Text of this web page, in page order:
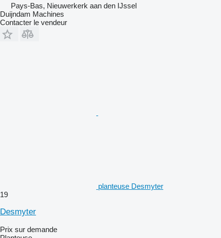
Pays-Bas, Nieuwerkerk aan den IJssel
Duijndam Machines
Contacter le vendeur
planteuse Desmyter
19
Desmyter
Prix sur demande